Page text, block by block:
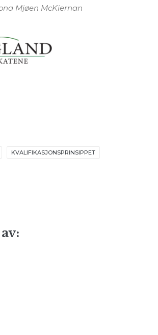
Mjøen McKiernan
KVALIFIKASJONSPRINSIPPET